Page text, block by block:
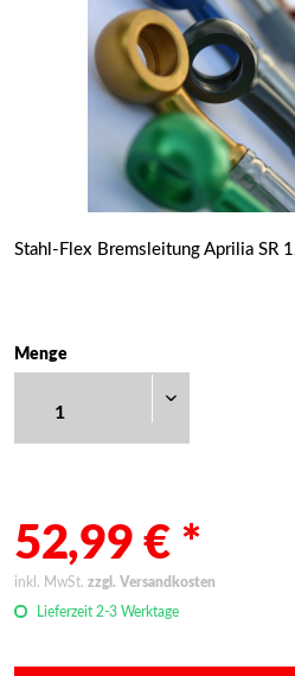
Stahl-Flex Bremsleitung Aprilia SR
Menge
52,99 € *
inkl. MwSt. zzgl. Versandkosten
Lieferzeit 2-3 Werktage